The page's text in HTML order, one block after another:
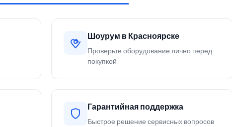
Шоурум в Красноярске
Проверьте оборудование лично перед
покупкой
Гарантийная поддержка
Быстрое решение сервисных вопросов